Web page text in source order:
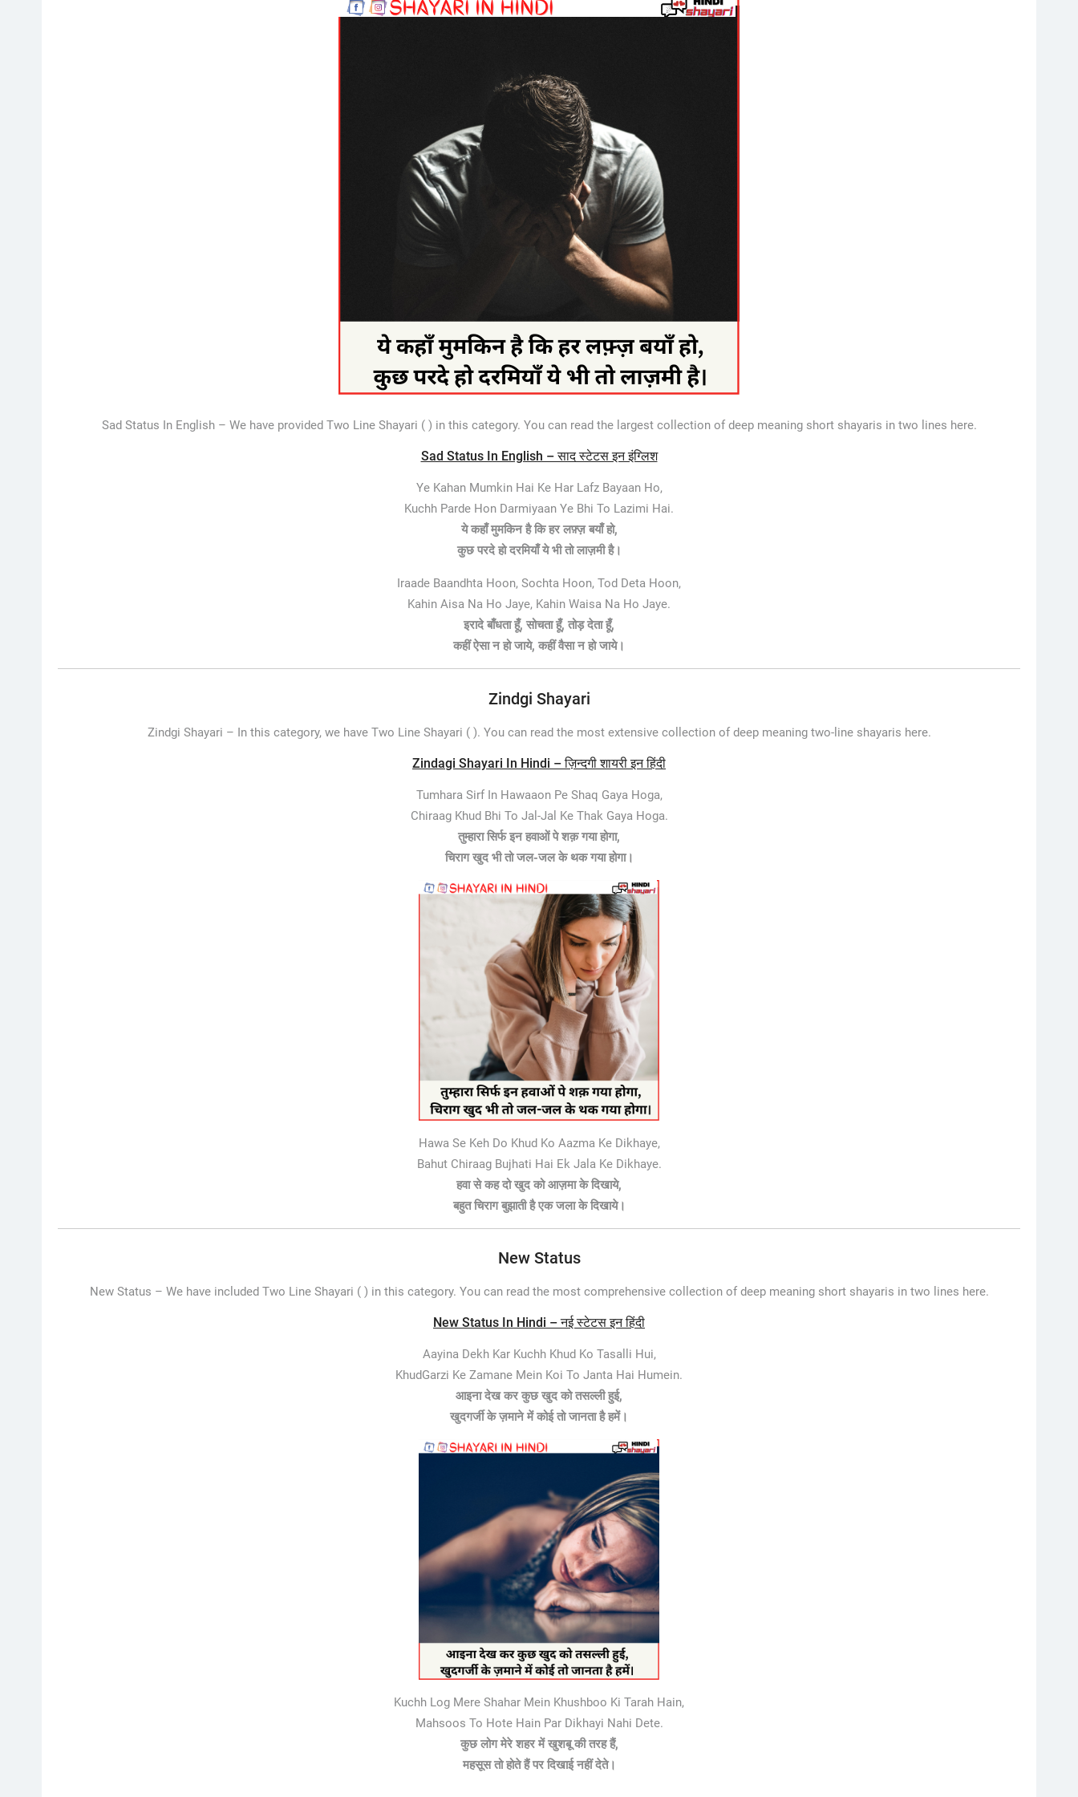
Sad Status In English – We have provided Two Line Shayari ( ) in this category. You can read the largest collection of deep meaning short shayaris in two lines here.
Sad Status In English – साद स्टेटस इन इंग्लिश
Ye Kahan Mumkin Hai Ke Har Lafz Bayaan Ho,
Kuchh Parde Hon Darmiyaan Ye Bhi To Lazimi Hai.
ये कहाँ मुमकिन है कि हर लफ़्ज़ बयाँ हो,
कुछ परदे हो दरमियाँ ये भी तो लाज़मी है।
Iraade Baandhta Hoon, Sochta Hoon, Tod Deta Hoon,
Kahin Aisa Na Ho Jaye, Kahin Waisa Na Ho Jaye.
इरादे बाँधता हूँ, सोचता हूँ, तोड़ देता हूँ,
कहीं ऐसा न हो जाये, कहीं वैसा न हो जाये।
Zindgi Shayari
Zindgi Shayari – In this category, we have Two Line Shayari ( ). You can read the most extensive collection of deep meaning two-line shayaris here.
Zindagi Shayari In Hindi – ज़िन्दगी शायरी इन हिंदी
Tumhara Sirf In Hawaaon Pe Shaq Gaya Hoga,
Chiraag Khud Bhi To Jal-Jal Ke Thak Gaya Hoga.
तुम्हारा सिर्फ इन हवाओं पे शक़ गया होगा,
चिराग खुद भी तो जल-जल के थक गया होगा।
Hawa Se Keh Do Khud Ko Aazma Ke Dikhaye,
Bahut Chiraag Bujhati Hai Ek Jala Ke Dikhaye.
हवा से कह दो खुद को आज़मा के दिखाये,
बहुत चिराग बुझाती है एक जला के दिखाये।
New Status
New Status – We have included Two Line Shayari ( ) in this category. You can read the most comprehensive collection of deep meaning short shayaris in two lines here.
New Status In Hindi – नई स्टेटस इन हिंदी
Aayina Dekh Kar Kuchh Khud Ko Tasalli Hui,
KhudGarzi Ke Zamane Mein Koi To Janta Hai Humein.
आइना देख कर कुछ खुद को तसल्ली हुई,
खुदगर्जी के ज़माने में कोई तो जानता है हमें।
Kuchh Log Mere Shahar Mein Khushboo Ki Tarah Hain,
Mahsoos To Hote Hain Par Dikhayi Nahi Dete.
कुछ लोग मेरे शहर में खुशबू की तरह हैं,
महसूस तो होते हैं पर दिखाई नहीं देते।